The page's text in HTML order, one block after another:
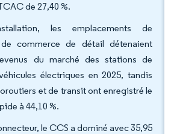
de 27,40 %.
les emplacements de
commerce de détail détenaient
du marché des stations de
électriques en 2025, tandis
et de transit ont enregistré le
à 44,10 %.
le CCS a dominé avec 35,95